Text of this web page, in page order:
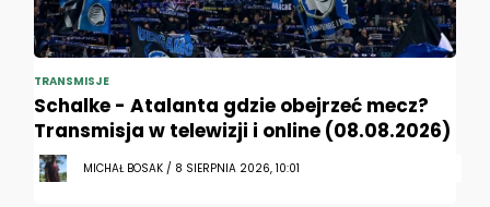
TRANSMISJE
Schalke - Atalanta gdzie obejrzeć mecz?
Transmisja w telewizji i online (08.08.2026)
MICHAŁ BOSAK / 8 SIERPNIA 2026, 10:01